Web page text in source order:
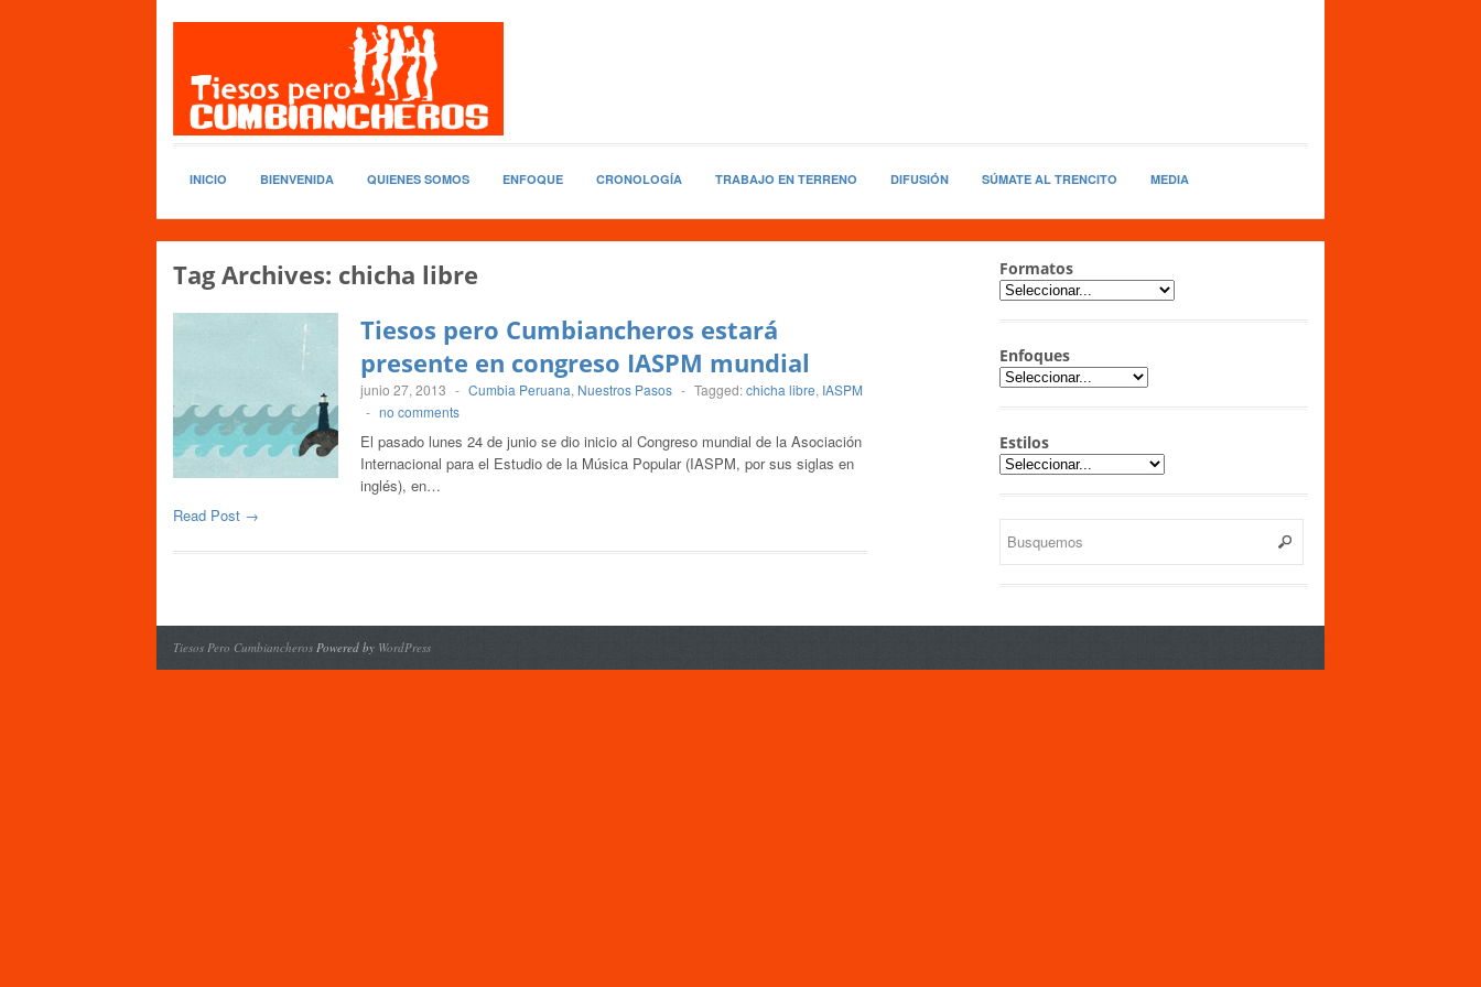
INICIO BIENVENIDA QUIENES SOMOS ENFOQUE CRONOLOGÍA TRABAJO EN TERRENO DIFUSIÓN SÚMATE AL TRENCITO MEDIA
Tag Archives: chicha libre
Tiesos pero Cumbiancheros estará
presente en congreso IASPM mundial
junio 27, 2013 - Cumbia Peruana, Nuestros Pasos - Tagged:chicha libre, IASPM
- no comments
El pasado lunes 24 de junio se dio inicio al Congreso mundial de la Asociación
Internacional para el Estudio de la Música Popular (IASPM, por sus siglas en
inglés), en…
Read Post →
Formatos
Enfoques
Estilos
Tiesos Pero Cumbiancheros Powered by WordPress